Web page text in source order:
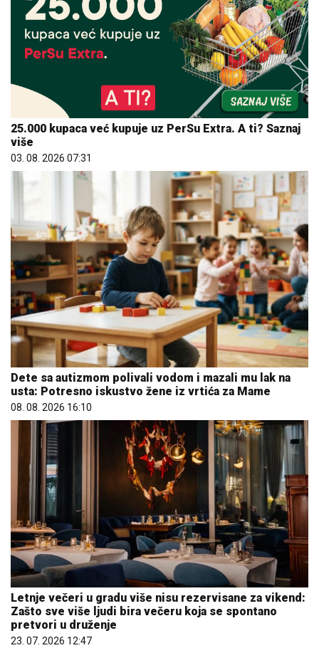
25.000 kupaca već kupuje uz PerSu Extra. A ti? Saznaj
više
03. 08. 2026 07:31
Dete sa autizmom polivali vodom i mazali mu lak na
usta: Potresno iskustvo žene iz vrtića za Mame
08. 08. 2026 16:10
Letnje večeri u gradu više nisu rezervisane za vikend:
Zašto sve više ljudi bira večeru koja se spontano
pretvori u druženje
23. 07. 2026 12:47